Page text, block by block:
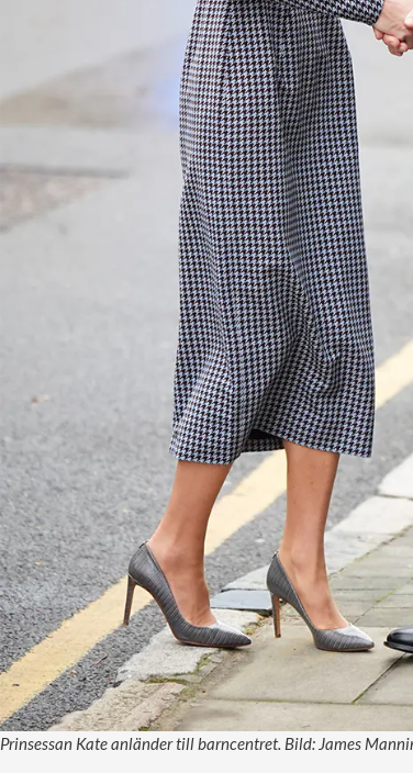
Prinsessan Kate anländer till barncentret. Bild: James